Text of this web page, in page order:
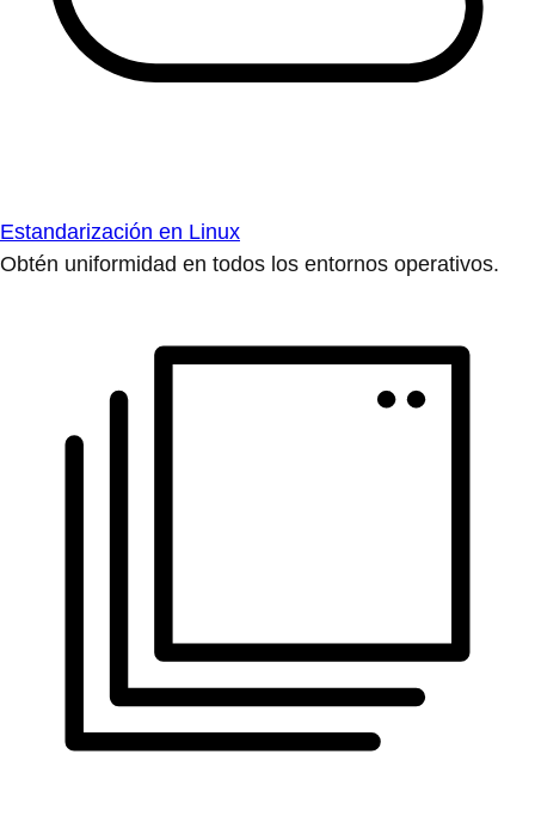
Estandarización en Linux
Obtén uniformidad en todos los entornos operativos.